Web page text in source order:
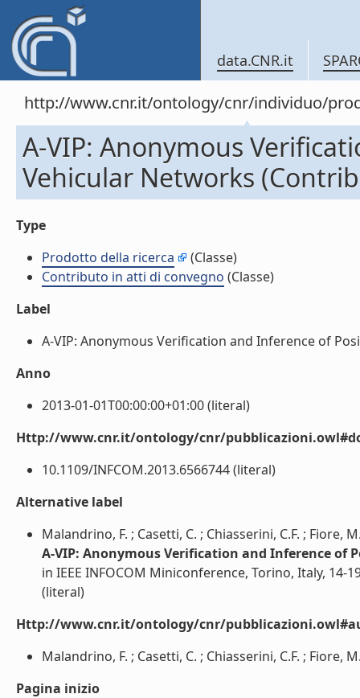
data.CNR.it
http://www.cnr.it/ontology/cnr/individuo/
A-VIP: Anonymous
Vehicular Networks
Type
Prodotto della ricerca
(Classe)
Contributo in atti di convegno (Classe)
Label
A-VIP: Anonymous Verification and Inference of
Anno
2013-01-01T00:00:00+01:00 (literal)
Http://www.cnr.it/ontology/cnr/
10.1109/INFCOM.2013.6566744 (literal)
Alternative label
Malandrino, F. ; Casetti, C. ; Chiasserini, C.F. ; Fiore,
A-VIP: Anonymous Verification and Inference of
in IEEE INFOCOM Miniconference, Torino, Italy, 14-
(literal)
Http://www.cnr.it/ontology/cnr/
Malandrino, F. ; Casetti, C. ; Chiasserini, C.F. ; Fiore,
Pagina inizio